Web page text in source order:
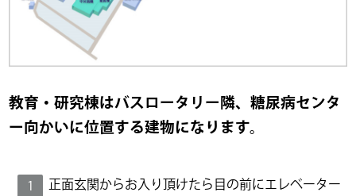
教育・研究棟はバスロータリー隣、糖尿病センタ
ー向かいに位置する建物になります。
正面玄関からお入り頂けたら目の前にエレベーター